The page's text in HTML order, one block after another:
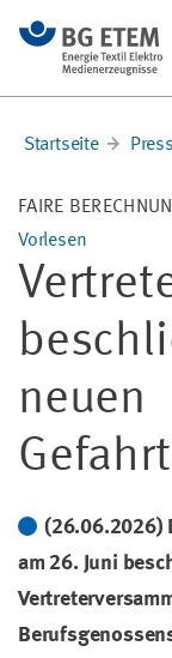
Startseite
FAIRE
Vorlesen
neuen
(26.06.2026)
am 26. Juni